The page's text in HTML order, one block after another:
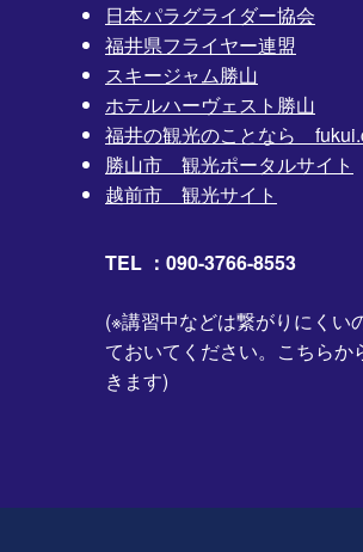
日本パラグライダー協会
福井県フライヤー連盟
スキージャム勝山
ホテルハーヴェスト勝山
福井の観光のことなら
勝山市 観光ポータルサイト
越前市 観光サイト
TEL ：090-3766-8553
(※講習中などは繋がりにくい
ておいてください。こちら
きます)